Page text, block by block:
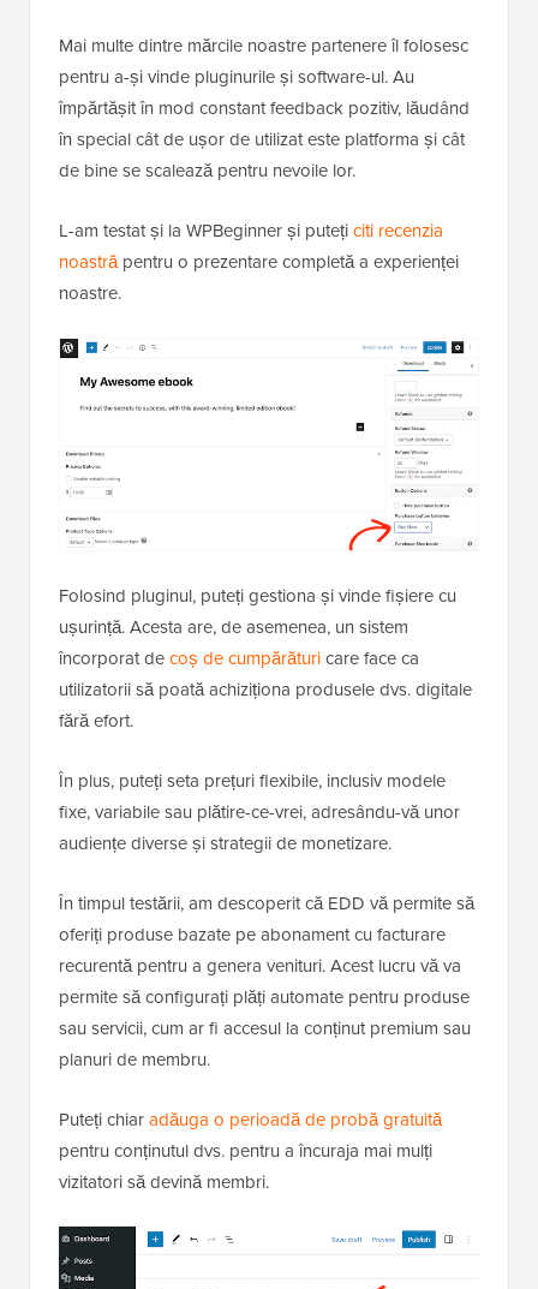
Mai multe dintre mărcile noastre partenere îl folosesc
pentru a-și vinde pluginurile și software-ul. Au
împărtășit în mod constant feedback pozitiv, lăudând
în special cât de ușor de utilizat este platforma și cât
de bine se scalează pentru nevoile lor.
L-am testat și la WPBeginner și putețiciti recenzia
noastrăpentru o prezentare completă a experienței
noastre.
Folosind pluginul, puteți gestiona și vinde fișiere cu
ușurință. Acesta are, de asemenea, un sistem
încorporat decoș de cumpărăturicare face ca
utilizatorii să poată achiziționa produsele dvs. digitale
fără efort.
În plus, puteți seta prețuri flexibile, inclusiv modele
fixe, variabile sau plătire-ce-vrei, adresându-vă unor
audiențe diverse și strategii de monetizare.
În timpul testării, am descoperit că EDD vă permite să
oferiți produse bazate pe abonament cu facturare
recurentă pentru a genera venituri. Acest lucru vă va
permite să configurați plăți automate pentru produse
sau servicii, cum ar fi accesul la conținut premium sau
planuri de membru.
Puteți chiaradăuga o perioadă de probă gratuită
pentru conținutul dvs. pentru a încuraja mai mulți
vizitatori să devină membri.